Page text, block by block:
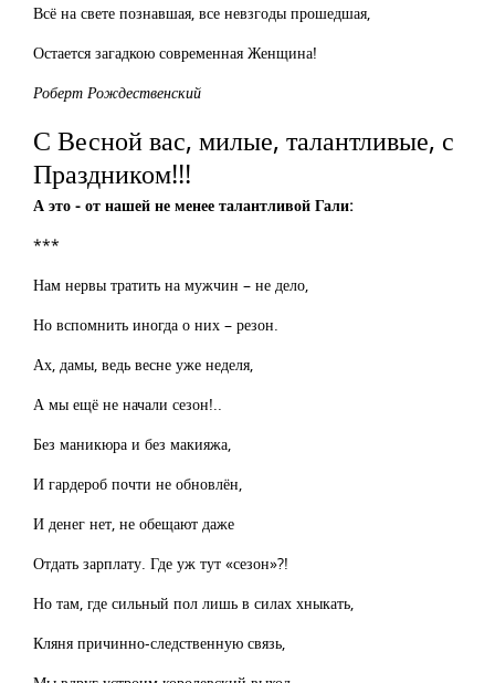
Всё на свете познавшая, все невзгоды прошедшая,
Остается загадкою современная Женщина!
Роберт Рождественский
С Весной вас, милые, талантливые, с
Праздником!!!
А это - от нашей не менее талантливой Гали:
***
Нам нервы тратить на мужчин – не дело,
Но вспомнить иногда о них – резон.
Ах, дамы, ведь весне уже неделя,
А мы ещё не начали сезон!..
Без маникюра и без макияжа,
И гардероб почти не обновлён,
И денег нет, не обещают даже
Отдать зарплату. Где уж тут «сезон»?!
Но там, где сильный пол лишь в силах хныкать,
Кляня причинно-следственную связь,